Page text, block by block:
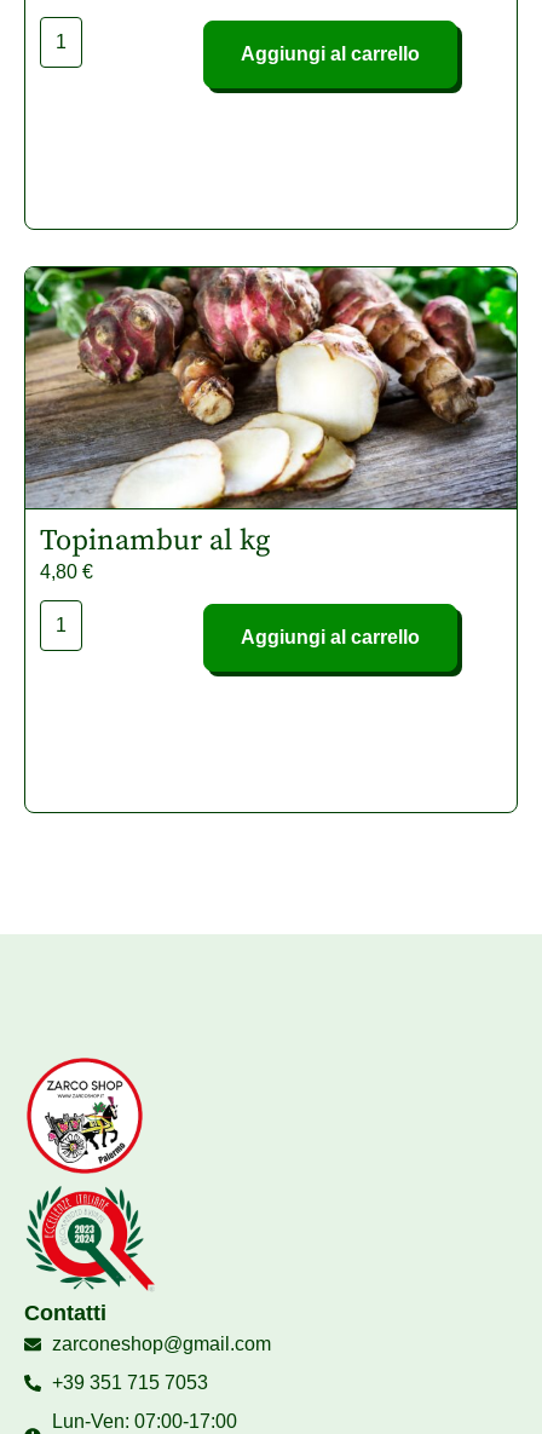
Aggiungi al carrello
Topinambur al kg
4,80 €
Aggiungi al carrello
Contatti
zarconeshop@gmail.com
+39 351 715 7053
Lun-Ven: 07:00-17:00